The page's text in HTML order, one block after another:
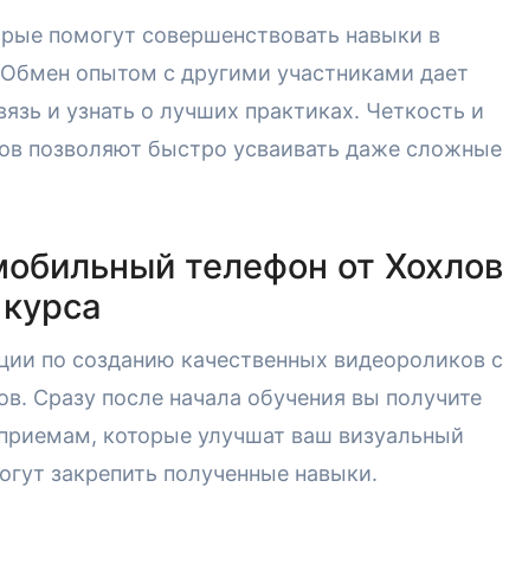
помогут совершенствовать навыки в
опытом с другими участниками дает
и узнать о лучших практиках. Четкость и
позволяют быстро усваивать даже сложные
телефон от Хохлов
по созданию качественных видеороликов с
Сразу после начала обучения вы получите
которые улучшат ваш визуальный
закрепить полученные навыки.